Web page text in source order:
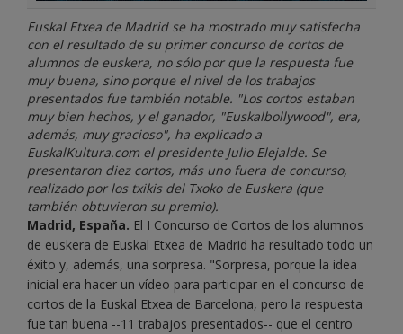
Euskal Etxea de Madrid se ha mostrado muy satisfecha
con el resultado de su primer concurso de cortos de
alumnos de euskera, no sólo por que la respuesta fue
muy buena, sino porque el nivel de los trabajos
presentados fue también notable. "Los cortos estaban
muy bien hechos, y el ganador, "Euskalbollywood", era,
además, muy gracioso", ha explicado a
EuskalKultura.com el presidente Julio Elejalde. Se
presentaron diez cortos, más uno fuera de concurso,
realizado por los txikis del Txoko de Euskera (que
también obtuvieron su premio).
Madrid, España. El I Concurso de Cortos de los alumnos
de euskera de Euskal Etxea de Madrid ha resultado todo un
éxito y, además, una sorpresa. "Sorpresa, porque la idea
inicial era hacer un vídeo para participar en el concurso de
cortos de la Euskal Etxea de Barcelona, pero la respuesta
fue tan buena --11 trabajos presentados-- que el centro